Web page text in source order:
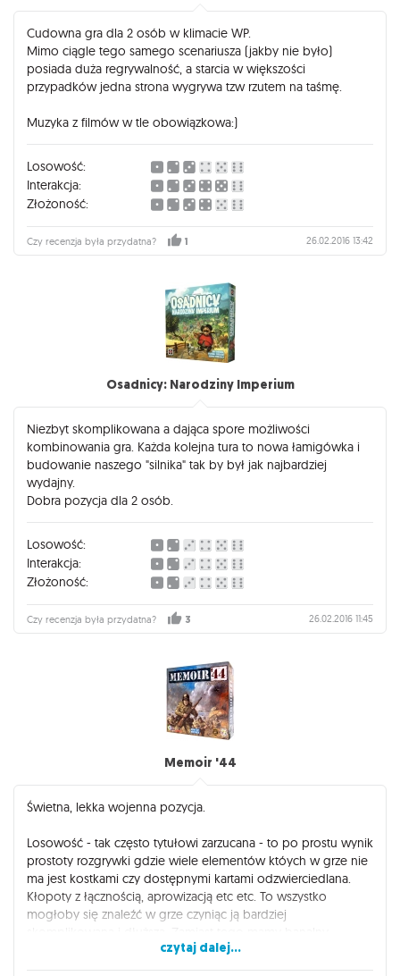
Cudowna gra dla 2 osób w klimacie WP.
Mimo ciągle tego samego scenariusza (jakby nie było)
posiada duża regrywalność, a starcia w większości
przypadków jedna strona wygrywa tzw rzutem na taśmę.
Muzyka z filmów w tle obowiązkowa:)
Losowość:
Interakcja:
Złożoność:
Czy recenzja była przydatna? 1 26.02.2016 13:42
Osadnicy: Narodziny Imperium
Niezbyt skomplikowana a dająca spore możliwości
kombinowania gra. Każda kolejna tura to nowa łamigówka i
budowanie naszego "silnika" tak by był jak najbardziej
wydajny.
Dobra pozycja dla 2 osób.
Losowość:
Interakcja:
Złożoność:
Czy recenzja była przydatna? 3 26.02.2016 11:45
Memoir '44
Świetna, lekka wojenna pozycja.
Losowość - tak często tytułowi zarzucana - to po prostu wynik
prostoty rozgrywki gdzie wiele elementów któych w grze nie
ma jest kostkami czy dostępnymi kartami odzwierciedlana.
Kłopoty z łącznością, aprowizacją etc etc. To wszystko
mogłoby się znaleźć w grze czyniąc ją bardziej
schemat rozgrywki, który jednak w każdej turze wymaga od
nas analizowania sytuacji na planszy. To gra zdecydowanie
czytaj dalej...